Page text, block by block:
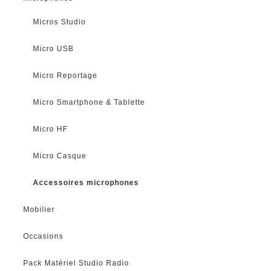
Micros Studio
Micro USB
Micro Reportage
Micro Smartphone & Tablette
Micro HF
Micro Casque
Accessoires microphones
Mobilier
Occasions
Pack Matériel Studio Radio